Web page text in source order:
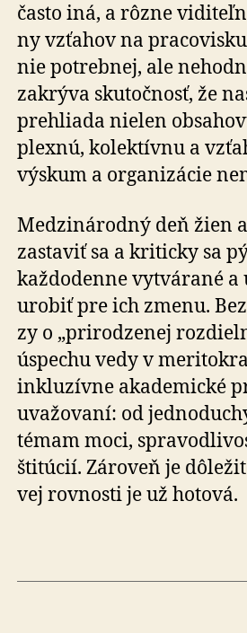
často iná, a rôzne
ny vzťahov na
nie potrebnej, ale
zakrýva skutočnosť, že
prehliada nielen
plex­nú, kolektívnu a
výskum a organizácie
Medzinárodný deň žien
zastaviť sa a kriticky sa
každodenne vytvárané
urobiť pre ich zmenu.
zy o „prirodzenej
úspechu vedy v
inkluzívne akademické
uvažovaní: od
témam moci,
šti­tú­cií. Zároveň je
vej rovnosti je už hotová.